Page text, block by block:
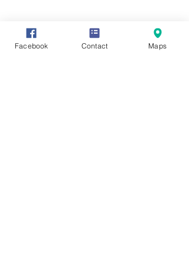
Facebook Contact Maps